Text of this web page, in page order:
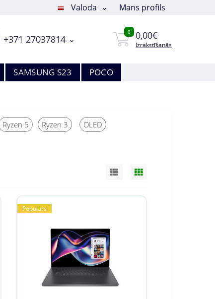
Valoda Mans profils
+371 27037814
0 0,00€
Izrakstīšanās
SAMSUNG S23 POCO
Ryzen 5 Ryzen 3 OLED
Populārs